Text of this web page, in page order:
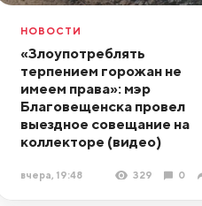
НОВОСТИ
«Злоупотреблять
терпением горожан не
имеем права»: мэр
Благовещенска провел
выездное совещание на
коллекторе (видео)
вчера, 19:48 329 0